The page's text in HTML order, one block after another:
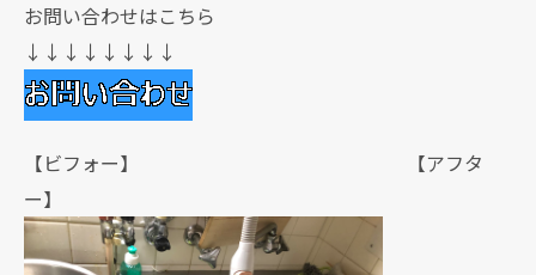
お問い合わせはこちら
↓↓↓↓↓↓↓↓
【ビフォー】 【アフタ
ー】